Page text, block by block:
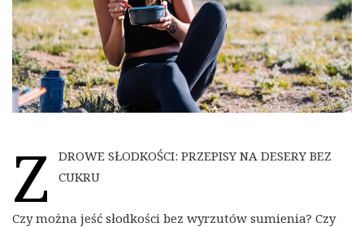
Z
DROWE SŁODKOŚCI: PRZEPISY NA DESERY BEZ
CUKRU
Czy można jeść słodkości bez wyrzutów sumienia? Czy